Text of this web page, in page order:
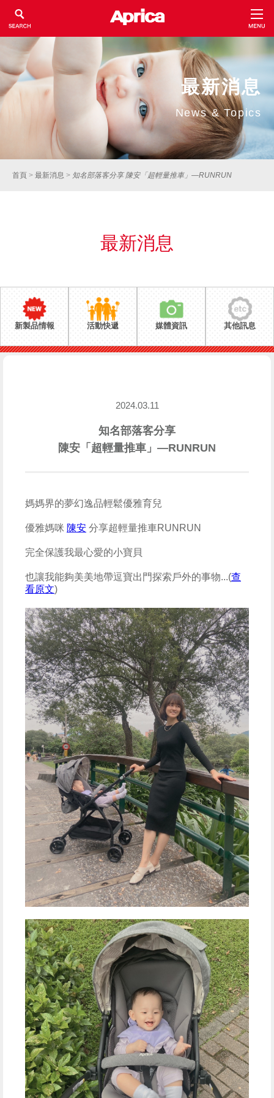
最新消息
News & Topics
首頁 > 最新消息 > 知名部落客分享 陳安「超輕量推車」—RUNRUN
最新消息
新製品情報 活動快遞 媒體資訊 其他訊息
2024.03.11
知名部落客分享
陳安「超輕量推車」—RUNRUN
媽媽界的夢幻逸品輕鬆優雅育兒
優雅媽咪 陳安 分享超輕量推車RUNRUN
完全保護我最心愛的小寶貝
也讓我能夠美美地帶逗寶出門探索戶外的事物...(查
看原文)